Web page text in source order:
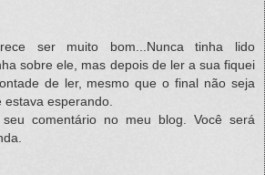
ser muito bom...Nunca tinha lido
sobre ele, mas depois de ler a sua fiquei
de ler, mesmo que o final não seja
estava esperando.
comentário no meu blog. Você será